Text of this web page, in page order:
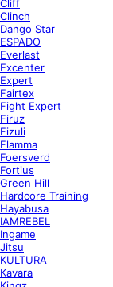
Cliff
Clinch
Dango Star
ESPADO
Everlast
Excenter
Expert
Fairtex
Fight Expert
Firuz
Fizuli
Flamma
Foersverd
Fortius
Green Hill
Hardcore Training
Hayabusa
IAMREBEL
Ingame
Jitsu
KULTURA
Kavara